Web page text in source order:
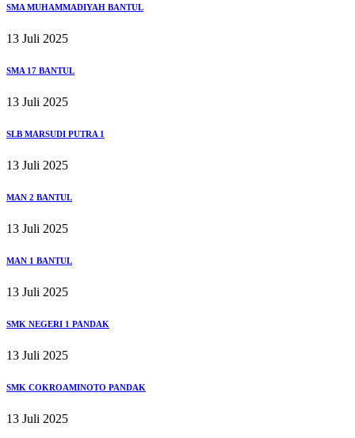
SMA MUHAMMADIYAH BANTUL
13 Juli 2025
SMA 17 BANTUL
13 Juli 2025
SLB MARSUDI PUTRA 1
13 Juli 2025
MAN 2 BANTUL
13 Juli 2025
MAN 1 BANTUL
13 Juli 2025
SMK NEGERI 1 PANDAK
13 Juli 2025
SMK COKROAMINOTO PANDAK
13 Juli 2025